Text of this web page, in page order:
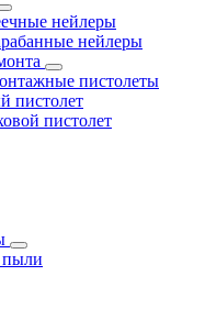
нейлеры
нейлеры
пистолеты
пистолет
пистолет
пыли